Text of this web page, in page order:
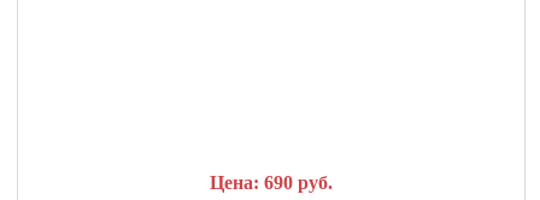
Цена: 690 руб.